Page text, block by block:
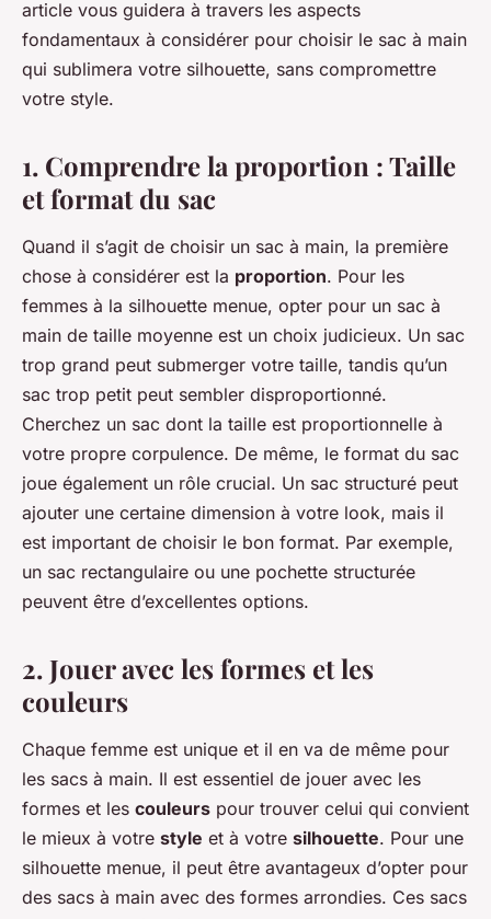
article vous guidera à travers les aspects
fondamentaux à considérer pour choisir le sac à main
qui sublimera votre silhouette, sans compromettre
votre style.
1. Comprendre la proportion : Taille
et format du sac
Quand il s’agit de choisir un sac à main, la première
chose à considérer est la proportion. Pour les
femmes à la silhouette menue, opter pour un sac à
main de taille moyenne est un choix judicieux. Un sac
trop grand peut submerger votre taille, tandis qu’un
sac trop petit peut sembler disproportionné.
Cherchez un sac dont la taille est proportionnelle à
votre propre corpulence. De même, le format du sac
joue également un rôle crucial. Un sac structuré peut
ajouter une certaine dimension à votre look, mais il
est important de choisir le bon format. Par exemple,
un sac rectangulaire ou une pochette structurée
peuvent être d’excellentes options.
2. Jouer avec les formes et les
couleurs
Chaque femme est unique et il en va de même pour
les sacs à main. Il est essentiel de jouer avec les
formes et les couleurs pour trouver celui qui convient
le mieux à votre style et à votre silhouette. Pour une
silhouette menue, il peut être avantageux d’opter pour
des sacs à main avec des formes arrondies. Ces sacs